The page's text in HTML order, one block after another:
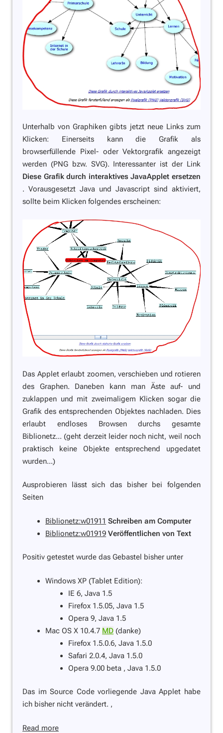
Unterhalb von Graphiken gibts jetzt neue Links zum
Klicken: Einerseits kann die Grafik als
browserfüllende Pixel- oder Vektorgrafik angezeigt
werden (PNG bzw. SVG). Interessanter ist der Link
Diese Grafik durch interaktives JavaApplet ersetzen
. Vorausgesetzt Java und Javascript sind aktiviert,
sollte beim Klicken folgendes erscheinen:
Das Applet erlaubt zoomen, verschieben und rotieren
des Graphen. Daneben kann man Äste auf- und
zuklappen und mit zweimaligem Klicken sogar die
Grafik des entsprechenden Objektes nachladen. Dies
erlaubt endloses Browsen durchs gesamte
Biblionetz... (geht derzeit leider noch nicht, weil noch
praktisch keine Objekte entsprechend upgedatet
wurden...)
Ausprobieren lässt sich das bisher bei folgenden
Seiten
Biblionetz:w01911 Schreiben am Computer
Biblionetz:w01919 Veröffentlichen von Text
Positiv getestet wurde das Gebastel bisher unter
Windows XP (Tablet Edition):
IE 6, Java 1.5
Firefox 1.5.05, Java 1.5
Opera 9, Java 1.5
Mac OS X 10.4.7 MD (danke)
Firefox 1.5.0.6, Java 1.5.0
Safari 2.0.4, Java 1.5.0
Opera 9.00 beta , Java 1.5.0
Das im Source Code vorliegende Java Applet habe
ich bisher nicht verändert. ,
Read more